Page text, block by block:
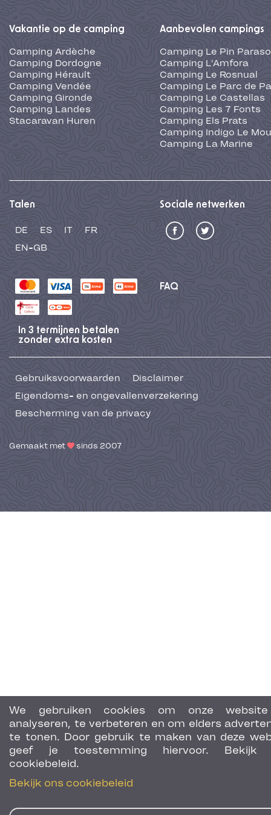
We gebruiken cookies om onze
analyseren, te verbeteren en om elders
te tonen. Door gebruik te maken van deze
geef je toestemming hiervoor. Bekijk
cookiebeleid.
Bekijk ons cookiebeleid
Vakantie op de camping
Camping Ardèche
Camping Dordogne
Camping Hérault
Camping Vendée
Camping Gironde
Camping Landes
Stacaravan Huren
Aanbevolen campings
Camping Le Pin
Camping L'Amfora
Camping Le Rosnual
Camping Le Parc de
Camping Le Castellas
Camping Les 7 Fonts
Camping Els Prats
Camping Indigo Le
Camping La Marine
Talen
DE ES IT
FR
EN-GB
Sociale netwerken
FAQ
In 3 termijnen betalen
zonder extra kosten
Gebruiksvoorwaarden
Disclaimer
Eigendoms- en ongevallenverzekering
Bescherming van de privacy
Gemaakt met sinds 2007